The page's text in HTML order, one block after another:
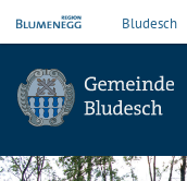
Bludesch